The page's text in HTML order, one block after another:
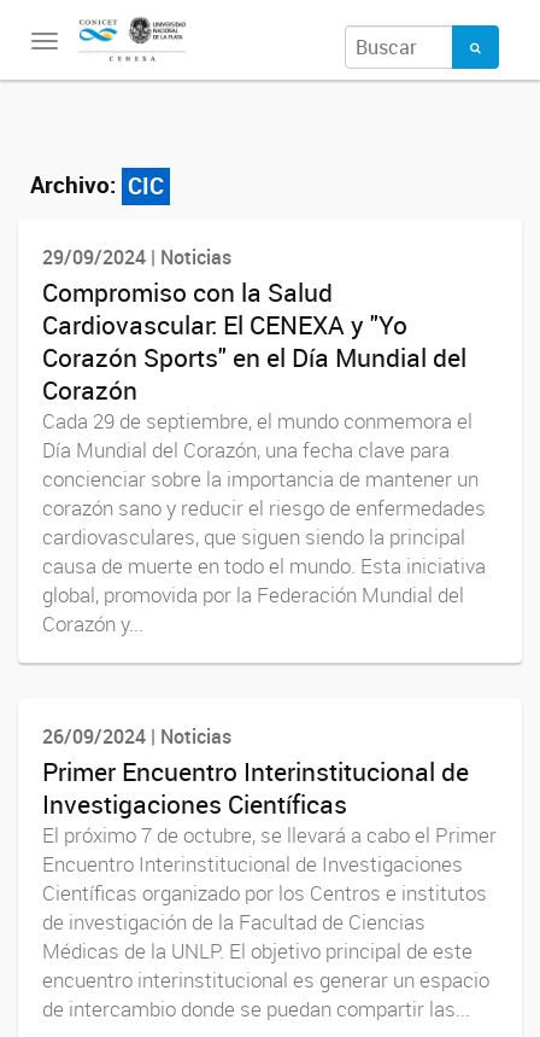
Toggle
Archivo: CIC
29/09/2024 | Noticias
Compromiso con la Salud
Cardiovascular: El CENEXA y "Yo
Corazón Sports" en el Día Mundial del
Corazón
Cada 29 de septiembre, el mundo conmemora el
Día Mundial del Corazón, una fecha clave para
concienciar sobre la importancia de mantener un
corazón sano y reducir el riesgo de enfermedades
cardiovasculares, que siguen siendo la principal
causa de muerte en todo el mundo. Esta iniciativa
global, promovida por la Federación Mundial del
Corazón y...
26/09/2024 | Noticias
Primer Encuentro Interinstitucional de
Investigaciones Científicas
El próximo 7 de octubre, se llevará a cabo el Primer
Encuentro Interinstitucional de Investigaciones
Científicas organizado por los Centros e institutos
de investigación de la Facultad de Ciencias
Médicas de la UNLP. El objetivo principal de este
encuentro interinstitucional es generar un espacio
de intercambio donde se puedan compartir las...